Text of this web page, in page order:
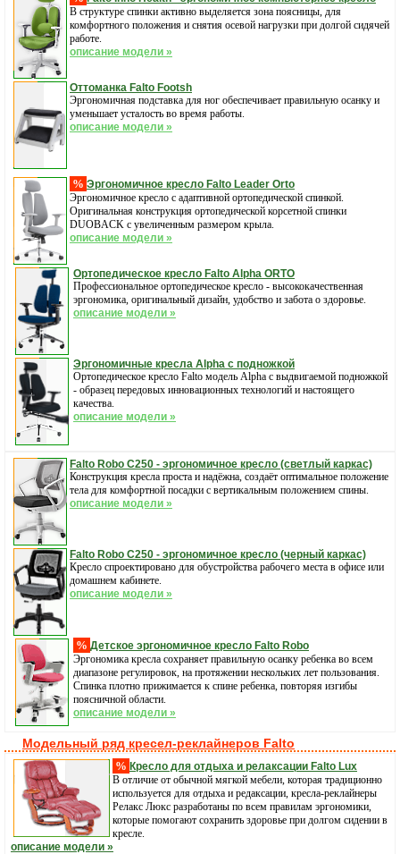
В структуре спинки активно выделяется зона поясницы, для
комфортного положения и снятия осевой нагрузки при долгой сидячей
работе.
описание модели »
Оттоманка Falto Footsh
Эргономичная подставка для ног обеспечивает правильную осанку и
уменьшает усталость во время работы.
описание модели »
% Эргономичное кресло Falto Leader Orto
Эргономичное кресло с адаптивной ортопедической спинкой.
Оригинальная конструкция ортопедической корсетной спинки
DUOBACK с увеличенным размером крыла.
описание модели »
Ортопедическое кресло Falto Alpha ORTO
Профессиональное ортопедическое кресло - высококачественная
эргономика, оригинальный дизайн, удобство и забота о здоровье.
описание модели »
Эргономичные кресла Alpha с подножкой
Ортопедическое кресло Falto модель Alpha с выдвигаемой подножкой
- образец передовых инновационных технологий и настоящего
качества.
описание модели »
Falto Robo С250 - эргономичное кресло (светлый каркас)
Конструкция кресла проста и надёжна, создаёт оптимальное положение
тела для комфортной посадки с вертикальным положением спины.
описание модели »
Falto Robo С250 - эргономичное кресло (черный каркас)
Кресло спроектировано для обустройства рабочего места в офисе или
домашнем кабинете.
описание модели »
% Детское эргономичное кресло Falto Robo
Эргономика кресла сохраняет правильную осанку ребенка во всем
диапазоне регулировок, на протяжении нескольких лет пользования.
Спинка плотно прижимается к спине ребенка, повторяя изгибы
поясничной области.
описание модели »
Модельный ряд кресел-реклайнеров Falto
% Кресло для отдыха и релаксации Falto Lux
В отличие от обычной мягкой мебели, которая традиционно
используется для отдыха и редаксации, кресла-реклайнеры
Релакс Люкс разработаны по всем правилам эргономики,
которые помогают сохранить здоровье при долгом сидении в
кресле.
описание модели »